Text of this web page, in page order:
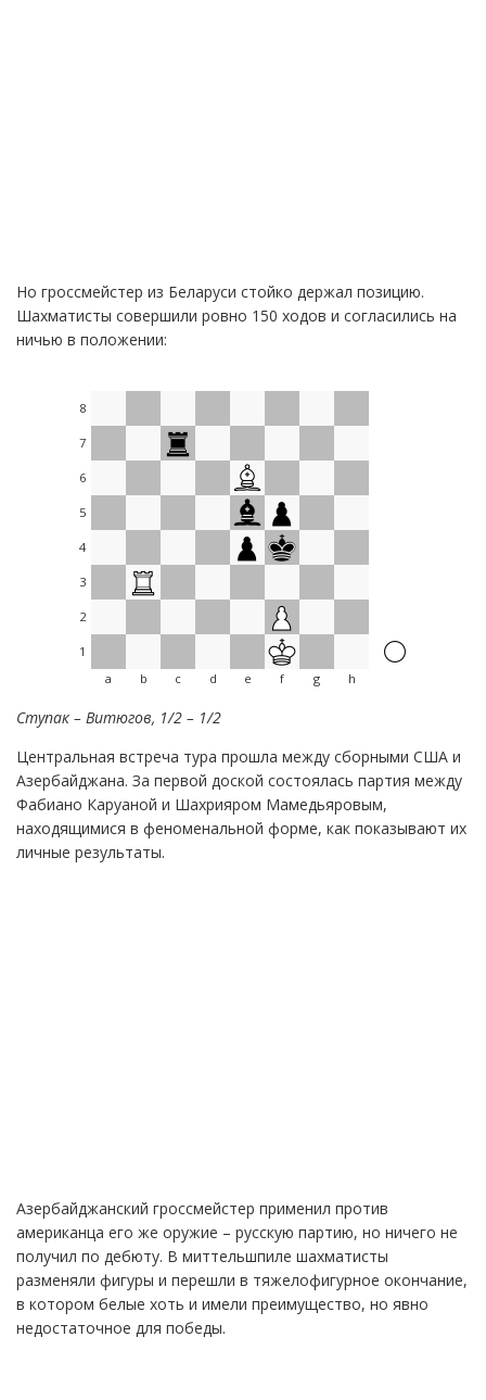
Но гроссмейстер из Беларуси стойко держал позицию.
Шахматисты совершили ровно 150 ходов и согласились на
ничью в положении:
8
7
6
5
4
3
2
1
a
b c d e f g h
Ступак – Витюгов, 1/2 – 1/2
Центральная встреча тура прошла между сборными США и
Азербайджана. За первой доской состоялась партия между
Фабиано Каруаной и Шахрияром Мамедьяровым,
находящимися в феноменальной форме, как показывают их
личные результаты.
Азербайджанский гроссмейстер применил против
американца его же оружие – русскую партию, но ничего не
получил по дебюту. В миттельшпиле шахматисты
разменяли фигуры и перешли в тяжелофигурное окончание,
в котором белые хоть и имели преимущество, но явно
недостаточное для победы.